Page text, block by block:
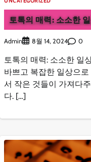
토톡의 매력: 소소한
Admin 8월 14, 2024 0
토톡의 매력: 소소한 일
바쁘고 복잡한 일상으
서 작은 것들이 가져다
다. […]